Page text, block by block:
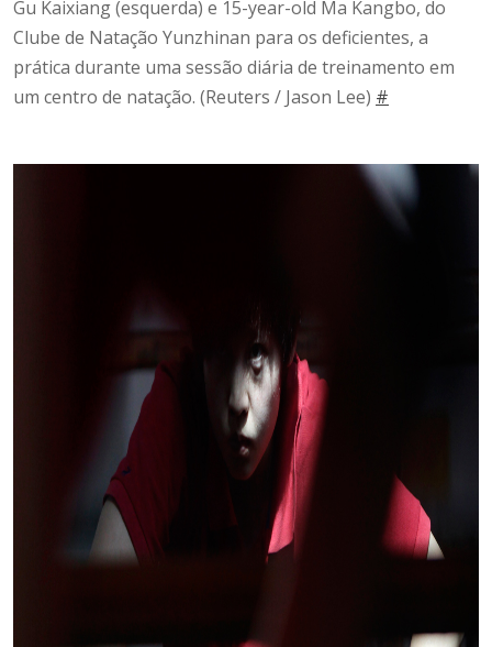
Gu Kaixiang (esquerda) e 15-year-old Ma Kangbo, do
Clube de Natação Yunzhinan para os deficientes, a
prática durante uma sessão diária de treinamento em
um centro de natação. (Reuters / Jason Lee) #